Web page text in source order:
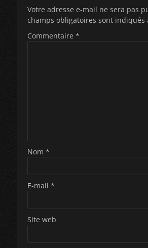
Votre adresse e-mail ne sera pas
champs obligatoires sont indiqués
Commentaire *
Nom *
E-mail *
Site web